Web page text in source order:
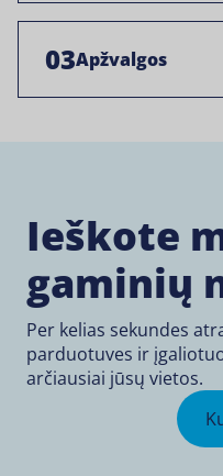
03Apžvalgos
Ieškote
gaminių
Per kelias sekundes
parduotuves ir
arčiausiai jūsų vietos.